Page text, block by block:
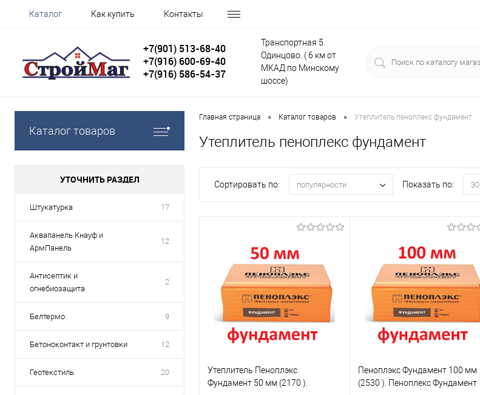
Каталог Как купить Контакты
+7(901) 513-68-40
+7(916) 600-69-40
+7(916) 586-54-37
Транспортная 5.
Одинцово. ( 6 км от
МКАД по Минскому
шоссе)
Каталог товаров
УТОЧНИТЬ РАЗДЕЛ
Штукатурка 17
Аквапанель Кнауф и
АрмПанель
12
Антисептик и
огнебиозащита
2
Белтермо 9
Бетоноконтакт и грунтовки 12
Геотекстиль 20
Главная страница • Каталог товаров • Утеплитель пеноплекс фундамент
Утеплитель пеноплекс фундамент
Сортировать по: популярности Показать по: 30
Утеплитель Пеноплэкс
Фундамент 50 мм (2170 ).
Пеноплэкс Фундамент 100 мм
(2530 ). Пеноплекс Фундамент